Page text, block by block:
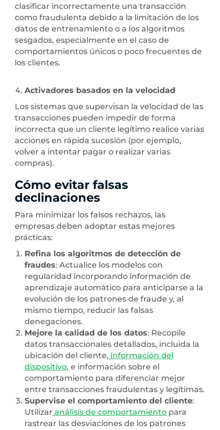
clasificar incorrectamente una transacción
como fraudulenta debido a la limitación de los
datos de entrenamiento o a los algoritmos
sesgados, especialmente en el caso de
comportamientos únicos o poco frecuentes de
los clientes.
Activadores basados en la velocidad
Los sistemas que supervisan la velocidad de las
transacciones pueden impedir de forma
incorrecta que un cliente legítimo realice varias
acciones en rápida sucesión (por ejemplo,
volver a intentar pagar o realizar varias
compras).
Cómo evitar falsas
declinaciones
Para minimizar los falsos rechazos, las
empresas deben adoptar estas mejores
prácticas:
Refina los algoritmos de detección de
fraudes: Actualice los modelos con
regularidad incorporando información de
aprendizaje automático para anticiparse a la
evolución de los patrones de fraude y, al
mismo tiempo, reducir las falsas
denegaciones.
Mejore la calidad de los datos: Recopile
datos transaccionales detallados, incluida la
ubicación del cliente, información del
dispositivo, e información sobre el
comportamiento para diferenciar mejor
entre transacciones fraudulentas y legítimas.
Supervise el comportamiento del cliente:
Utilizar análisis de comportamiento para
rastrear las desviaciones de los patrones